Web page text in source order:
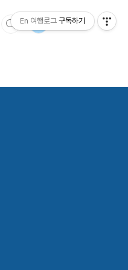
En 여행로그 구독하기